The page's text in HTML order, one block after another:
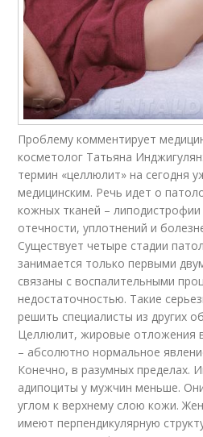
Проблему комментирует
косметолог Татьяна
термин «целлюлит» на сегодня
медицинским. Речь идет о
кожных тканей –
отечности, уплотнений и
Существует четыре стадии
занимается только первыми
связаны с воспалительными
недостаточностью. Такие
решить специалисты из других
Целлюлит, жировые отложения
– абсолютно нормальное
Конечно, в разумных пределах.
адипоциты у мужчин меньше.
углом к верхнему слою кожи.
имеют перпендикулярную